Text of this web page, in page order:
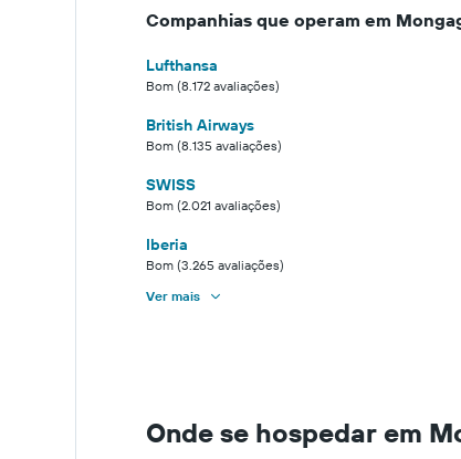
Companhias que operam em
Lufthansa
Bom (8.172 avaliações)
British Airways
Bom (8.135 avaliações)
SWISS
Bom (2.021 avaliações)
Iberia
Bom (3.265 avaliações)
Ver mais
Onde se hospedar em